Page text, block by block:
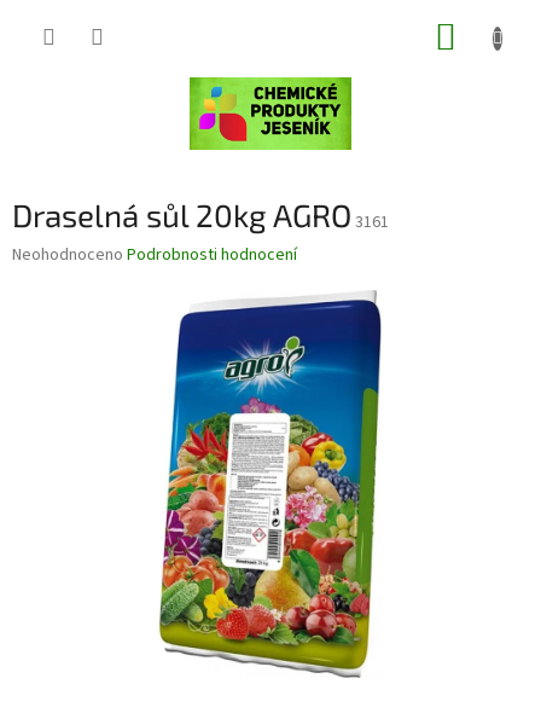
Draselná sůl 20kg AGRO 3161
Průměrné
Neohodnoceno Podrobnosti hodnocení